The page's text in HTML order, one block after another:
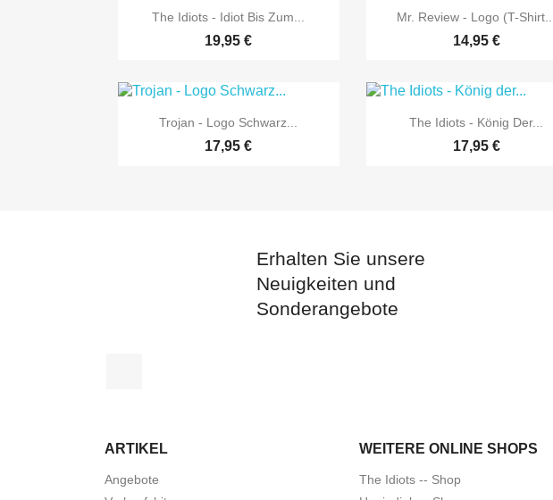
 Vorschau
The Idiots - Idiot Bis Zum...
19,95 €
 Vorschau
Mr. Review - Logo (T-Shirt...
14,95 €
 Vorschau
Trojan - Logo Schwarz...
17,95 €
 Vorschau
The Idiots - König Der...
17,95 €
Erhalten Sie unsere
Neuigkeiten und
Sonderangebote
ARTIKEL
Angebote
WEITERE ONLINE SHOPS
The Idiots -- Shop